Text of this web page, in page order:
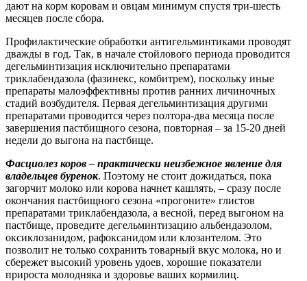
дают на корм коровам и овцам минимум спустя три-шесть
месяцев после сбора.
Профилактические обработки антигельминтиками проводят
дважды в год. Так, в начале стойлового периода проводится
дегельминтизация исключительно препаратами
триклабендазола (фазинекс, комбитрем), поскольку иные
препараты малоэффективны против ранних личиночных
стадий возбудителя. Первая дегельминтизация другими
препаратами проводится через полтора-два месяца после
завершения пастбищного сезона, повторная – за 15-20 дней
недели до выгона на пастбище.
Фасциолез коров – практически неизбежное явление для
владельцев буренок. Поэтому не стоит дожидаться, пока
загорчит молоко или корова начнет кашлять, – сразу после
окончания пастбищного сезона «прогоните» глистов
препаратами триклабендазола, а весной, перед выгоном на
пастбище, проведите дегельминтизацию альбендазолом,
оксиклозанидом, рафоксанидом или клозантелом. Это
позволит не только сохранить товарный вкус молока, но и
сбережет высокий уровень удоев, хорошие показатели
прироста молодняка и здоровье ваших кормилиц.